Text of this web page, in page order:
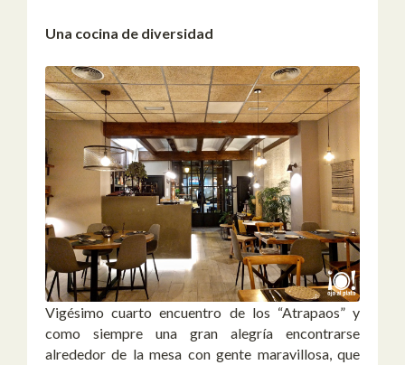
Una cocina de diversidad
Vigésimo cuarto encuentro de los “Atrapaos” y
como siempre una gran alegría encontrarse
alrededor de la mesa con gente maravillosa, que